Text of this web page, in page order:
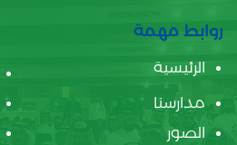
روابط مهمة
الرئيسية
مدارسنا
الصور